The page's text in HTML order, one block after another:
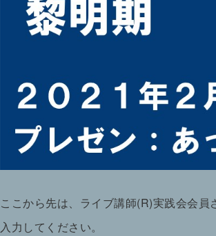
ここから先は、ライブ講師(R)実践会会
入力してください。